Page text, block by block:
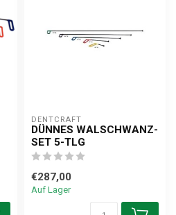
DENTCRAFT
DÜNNES WALSCHWANZ-
SET 5-TLG
€287,00
Auf Lager